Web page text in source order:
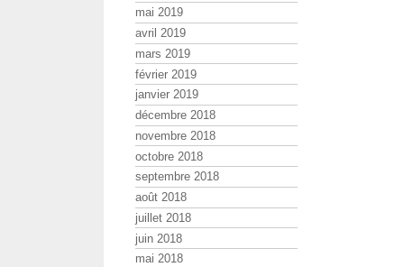
mai 2019
avril 2019
mars 2019
février 2019
janvier 2019
décembre 2018
novembre 2018
octobre 2018
septembre 2018
août 2018
juillet 2018
juin 2018
mai 2018